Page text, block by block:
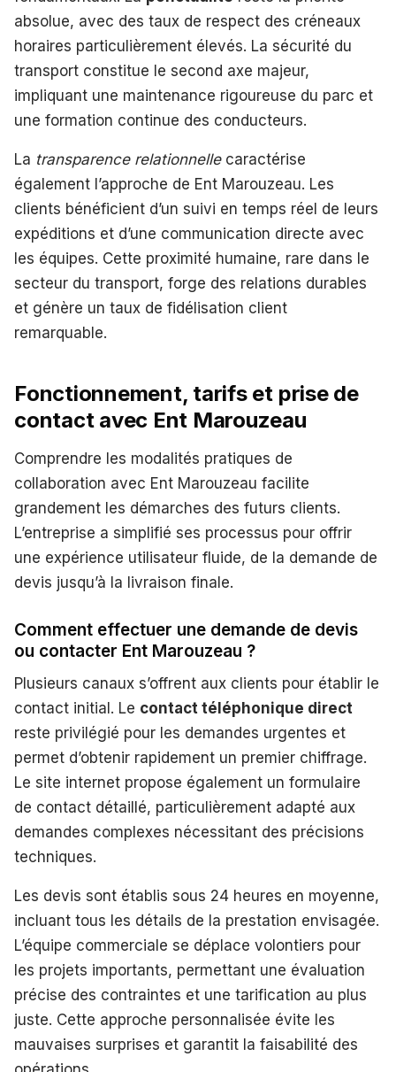
absolue, avec des taux de respect des créneaux
horaires particulièrement élevés. La sécurité du
transport constitue le second axe majeur,
impliquant une maintenance rigoureuse du parc et
une formation continue des conducteurs.
La transparence relationnellecaractérise
également l’approche de Ent Marouzeau. Les
clients bénéficient d’un suivi en temps réel de leurs
expéditions et d’une communication directe avec
les équipes. Cette proximité humaine, rare dans le
secteur du transport, forge des relations durables
et génère un taux de fidélisation client
remarquable.
Fonctionnement, tarifs et prise de
contact avec Ent Marouzeau
Comprendre les modalités pratiques de
collaboration avec Ent Marouzeau facilite
grandement les démarches des futurs clients.
L’entreprise a simplifié ses processus pour offrir
une expérience utilisateur fluide, de la demande de
devis jusqu’à la livraison finale.
Comment effectuer une demande de devis
ou contacter Ent Marouzeau ?
Plusieurs canaux s’offrent aux clients pour établir le
contact initial. Le contact téléphonique direct
reste privilégié pour les demandes urgentes et
permet d’obtenir rapidement un premier chiffrage.
Le site internet propose également un formulaire
de contact détaillé, particulièrement adapté aux
demandes complexes nécessitant des précisions
techniques.
Les devis sont établis sous 24 heures en moyenne,
incluant tous les détails de la prestation envisagée.
L’équipe commerciale se déplace volontiers pour
les projets importants, permettant une évaluation
précise des contraintes et une tarification au plus
juste. Cette approche personnalisée évite les
mauvaises surprises et garantit la faisabilité des